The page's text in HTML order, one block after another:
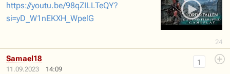
24
https://youtu.be/98qZILLTeQY?
si=yD_W1nEKXH_WpelG
11.09.2023 14:09
1
Samael18